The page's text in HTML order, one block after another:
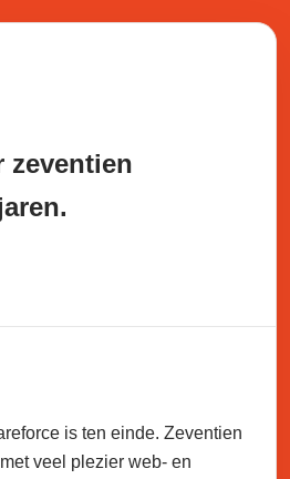
zeventien
is ten einde. Zeventien
veel plezier web- en